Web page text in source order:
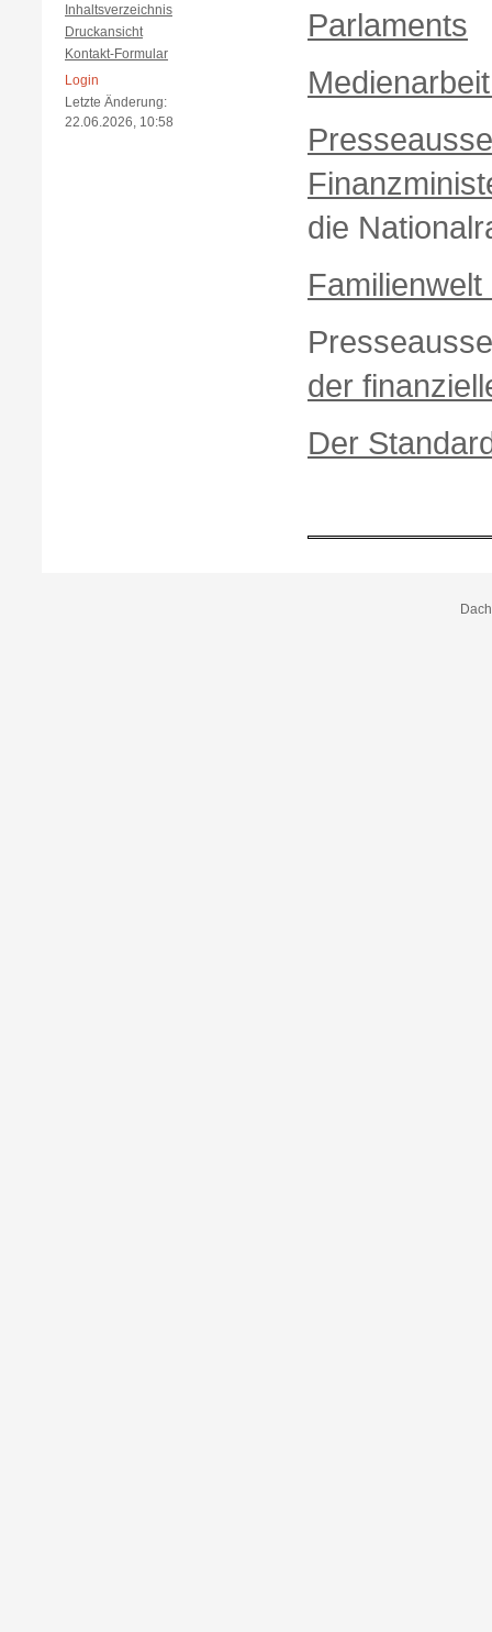
Inhaltsverzeichnis
Druckansicht
Kontakt-Formular
Login
Letzte Änderung:
22.06.2026, 10:58
Parlaments
die
der
Der